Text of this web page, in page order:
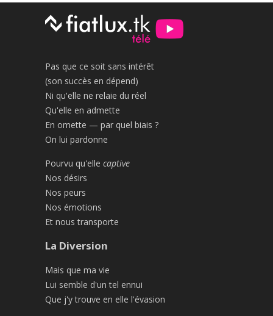
Pas que ce soit sans intérêt
(son succès en dépend)
Ni qu'elle ne relaie du réel
Qu'elle en admette
En omette — par quel biais ?
On lui pardonne
Pourvu qu'elle captive
Nos désirs
Nos peurs
Nos émotions
Et nous transporte
La Diversion
Mais que ma vie
Lui semble d'un tel ennui
Que j'y trouve en elle l'évasion